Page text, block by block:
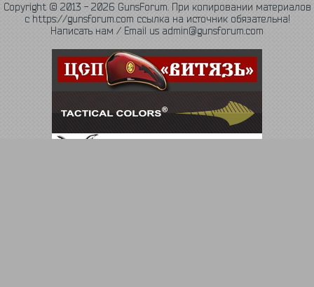
Copyright © 2013 - 2026 GunsForum. При копировании материалов
с https://gunsforum.com ссылка на источник обязательна!
Написать нам / Email us admin@gunsforum.com